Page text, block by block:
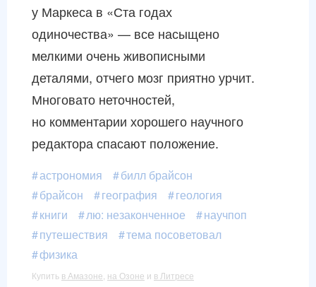
у Маркеса в «Ста годах
одиночества» — все насыщено
мелкими очень живописными
деталями, отчего мозг приятно урчит.
Многовато неточностей,
но комментарии хорошего научного
редактора спасают положение.
астрономия
билл брайсон
брайсон
география
геология
книги
лю: незаконченное
научпоп
путешествия
тема посоветовал
физика
Купить в Амазоне на Озоне и в Литресе